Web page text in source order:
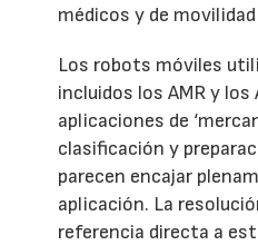
médicos y de
Los robots móviles
incluidos los AMR y los
aplicaciones de
clasificación y
parecen encajar
aplicación. La
referencia directa a